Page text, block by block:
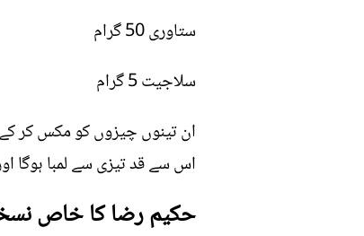
ستاوری 50 گرام
سلاجیت 5 گرام
ان تینوں چیزوں کو مکس کر
اس سے قد تیزی سے لمبا ہوگا
حکیم رضا کا خاص نسخہ جو 24 سال کی عمر تک